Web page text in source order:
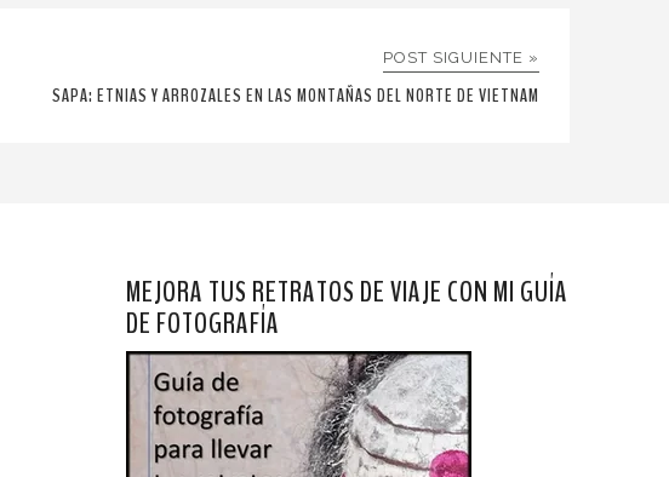
POST SIGUIENTE »
SAPA: ETNIAS Y ARROZALES EN LAS MONTAÑAS DEL NORTE DE VIETNAM
MEJORA TUS RETRATOS DE VIAJE CON MI GUÍA
DE FOTOGRAFÍA